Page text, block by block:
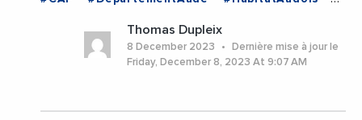
#Carcassonne #Occitanie
Thomas Dupleix
8 December 2023
Dernière mise à jour le
Friday, December 8, 2023 At 9:07 AM